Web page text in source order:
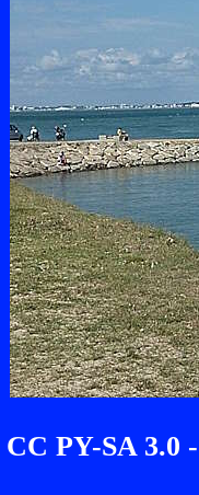
CC PY-SA 3.0